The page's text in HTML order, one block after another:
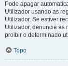
Pode apagar
Utilizador usando as
Utilizador. Se estiver
Utilizador, denuncie as
proibir o determinado
Topo